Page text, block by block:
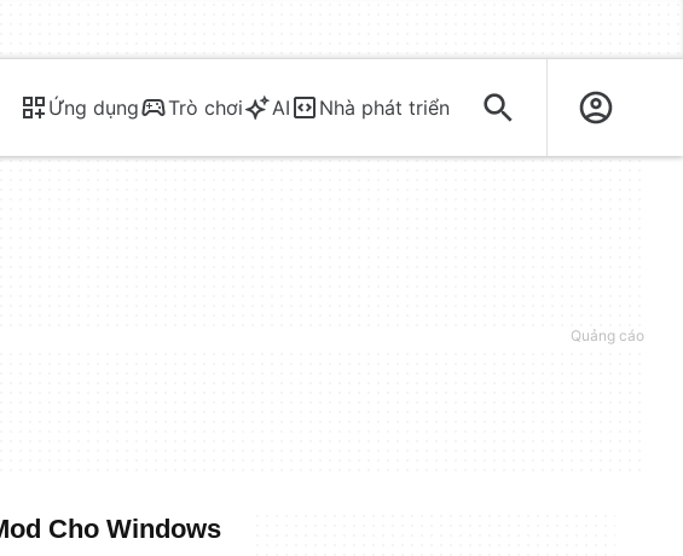
Ứng dụng Trò chơi AI Nhà phát triển
Cho Windows